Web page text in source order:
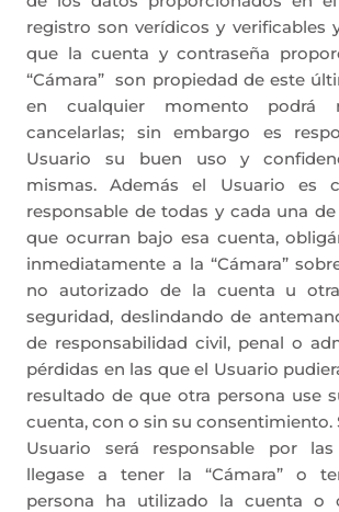
registro son verídicos y verificables
que la cuenta y contraseña
“Cámara” son propiedad de este
en cualquier momento podrá
cancelarlas; sin embargo es
Usuario su buen uso y
mismas. Además el Usuario es
responsable de todas y cada una
que ocurran bajo esa cuenta,
inmediatamente a la “Cámara”
no autorizado de la cuenta u
seguridad, deslindando de
de responsabilidad civil, penal o
pérdidas en las que el Usuario
resultado de que otra persona use
cuenta, con o sin su consentimiento.
Usuario será responsable por
llegase a tener la “Cámara” o
persona ha utilizado la cuenta o